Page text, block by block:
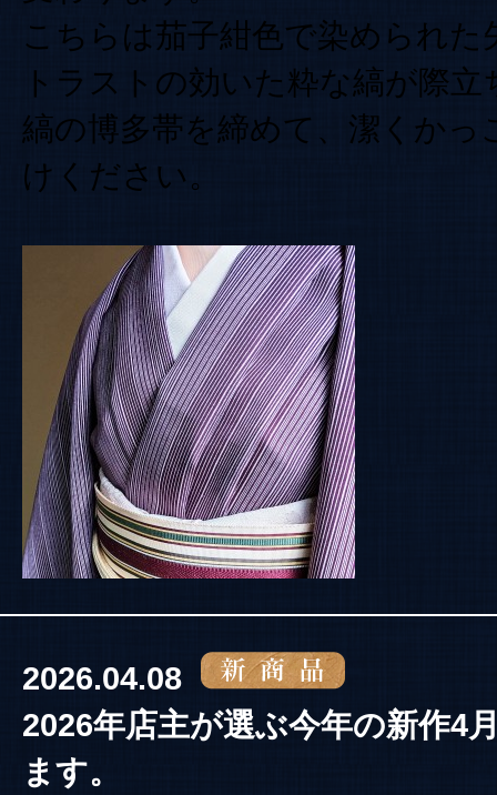
こちらは茄子紺色で染められた
トラストの効いた粋な縞が際立
縞の博多帯を締めて、潔くかっ
けください。
2026.04.08
2026年店主が選ぶ今年の新作4
ます。